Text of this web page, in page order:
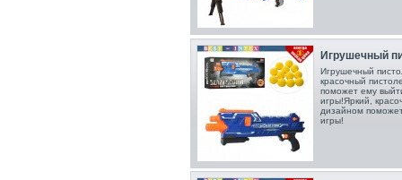
Игрушечный
Игрушечный
красочный
поможет ему
игры! Яркий,
дизайном
игры!